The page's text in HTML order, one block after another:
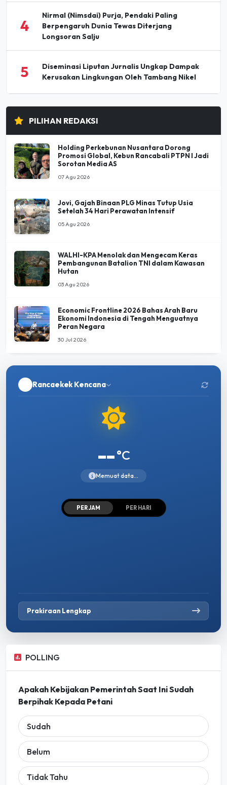
4
Nirmal (Nimsdai) Purja, Pendaki Paling
Berpengaruh Dunia Tewas Diterjang
Longsoran Salju
5
Diseminasi Liputan Jurnalis Ungkap Dampak
Kerusakan Lingkungan Oleh Tambang Nikel
PILIHAN REDAKSI
Holding Perkebunan Nusantara Dorong
Promosi Global, Kebun Rancabali PTPN I Jadi
Sorotan Media AS
07 Agu 2026
Jovi, Gajah Binaan PLG Minas Tutup Usia
Setelah 34 Hari Perawatan Intensif
05 Agu 2026
WALHI-KPA Menolak dan Mengecam Keras
Pembangunan Batalion TNI dalam Kawasan
Hutan
03 Agu 2026
Economic Frontline 2026 Bahas Arah Baru
Ekonomi Indonesia di Tengah Menguatnya
Peran Negara
30 Jul 2026
Rancaekek Kencana
--°C
Memuat data...
PER JAM PER HARI
Prakiraan Lengkap
POLLING
Apakah Kebijakan Pemerintah Saat Ini Sudah
Berpihak Kepada Petani
Sudah
Belum
Tidak Tahu